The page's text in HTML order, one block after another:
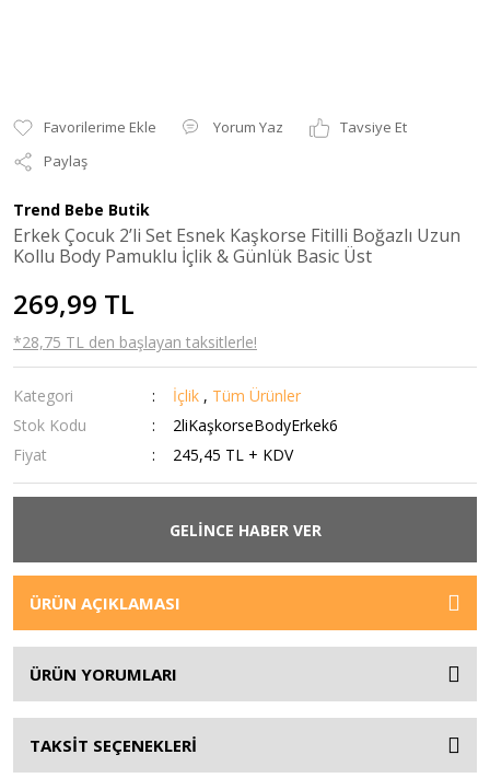
Yorum Yaz
Tavsiye Et
Paylaş
Trend Bebe Butik
Erkek Çocuk 2’li Set Esnek Kaşkorse Fitilli Boğazlı Uzun
Kollu Body Pamuklu İçlik & Günlük Basic Üst
269,99 TL
*28,75 TL den başlayan taksitlerle!
Kategori İçlik , Tüm Ürünler
Stok Kodu
2liKaşkorseBodyErkek6
Fiyat
245,45 TL + KDV
GELİNCE HABER VER
ÜRÜN AÇIKLAMASI
ÜRÜN YORUMLARI
TAKSİT SEÇENEKLERİ